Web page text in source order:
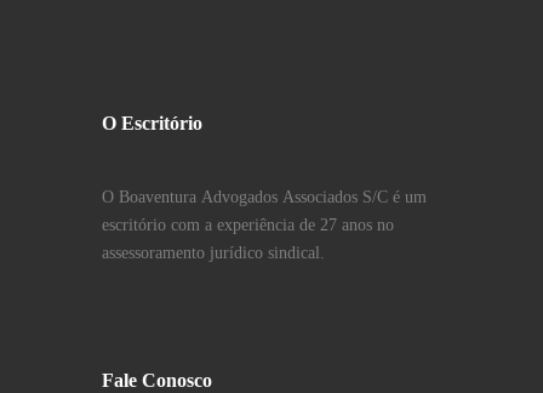
O Escritório
O Boaventura Advogados Associados S/C é um
escritório com a experiência de 27 anos no
assessoramento jurídico sindical.
Fale Conosco